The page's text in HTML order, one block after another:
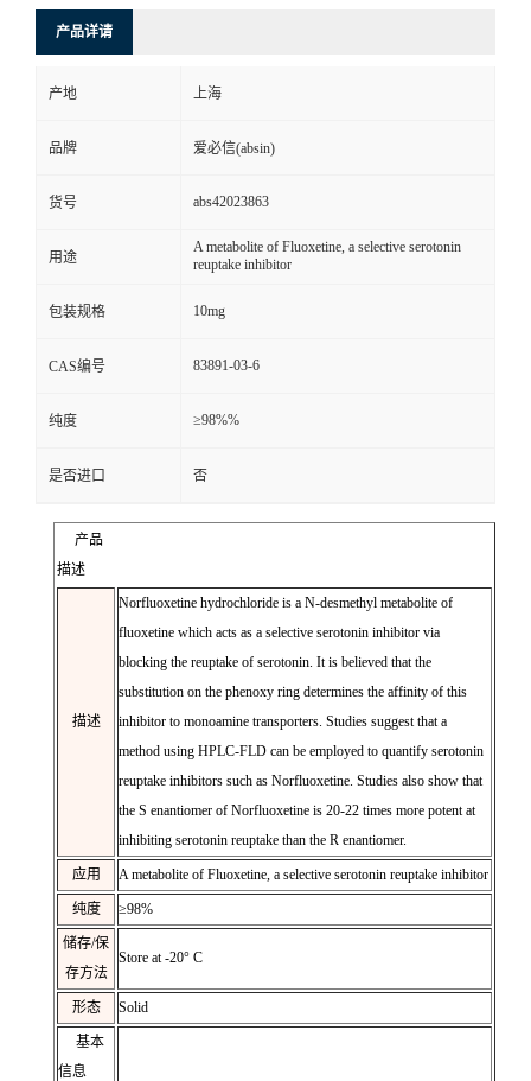
产品详请
产地 上海
品牌 爱必信(absin)
货号 abs42023863
用途
A metabolite of Fluoxetine, a selective serotonin
reuptake inhibitor
包装规格 10mg
CAS编号 83891-03-6
纯度 ≥98%%
是否进口 否
产品
描述
描述
Norfluoxetine hydrochloride is a N-desmethyl metabolite of
fluoxetine which acts as a selective serotonin inhibitor via
blocking the reuptake of serotonin. It is believed that the
substitution on the phenoxy ring determines the affinity of this
inhibitor to monoamine transporters. Studies suggest that a
method using HPLC-FLD can be employed to quantify serotonin
reuptake inhibitors such as Norfluoxetine. Studies also show that
the S enantiomer of Norfluoxetine is 20-22 times more potent at
inhibiting serotonin reuptake than the R enantiomer.
应用 A metabolite of Fluoxetine, a selective serotonin reuptake inhibitor
纯度 ≥98%
储存/保
存方法
Store at -20° C
形态 Solid
基本
信息